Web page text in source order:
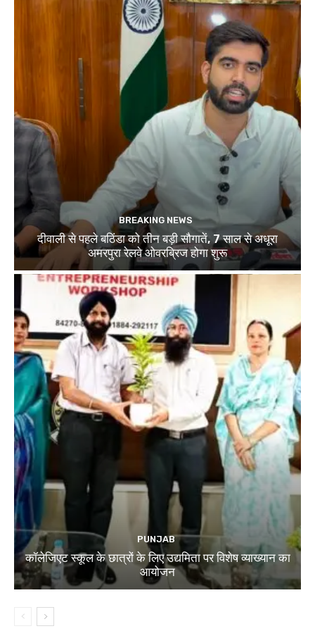
BREAKING NEWS
दीवाली से पहले बठिंडा को तीन बड़ी सौगातें, 7 साल से अधूरा
अमरपुरा रेलवे ओवरब्रिज होगा शुरू
PUNJAB
कॉलेजिएट स्कूल के छात्रों के लिए उद्यमिता पर विशेष व्याख्यान का
आयोजन